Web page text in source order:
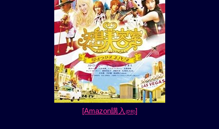
[Amazon購入 (PR)]